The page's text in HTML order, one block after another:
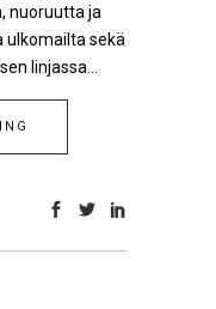
nuoruutta ja
ulkomailta sekä
linjassa...